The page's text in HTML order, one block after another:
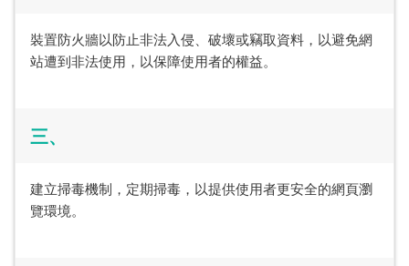
裝置防火牆以防止非法入侵、破壞或竊取資料，以避免網
站遭到非法使用，以保障使用者的權益。
三、
建立掃毒機制，定期掃毒，以提供使用者更安全的網頁瀏
覽環境。